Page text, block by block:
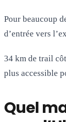
Pour beaucoup
d’entrée vers
34 km de trail
plus accessible
Quel